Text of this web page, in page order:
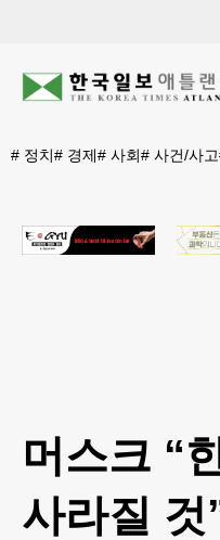
# 정치# 경제# 사회# 사건/사고
머스크 “
사라질 것